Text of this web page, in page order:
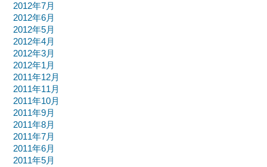
2012年7月
2012年6月
2012年5月
2012年4月
2012年3月
2012年1月
2011年12月
2011年11月
2011年10月
2011年9月
2011年8月
2011年7月
2011年6月
2011年5月